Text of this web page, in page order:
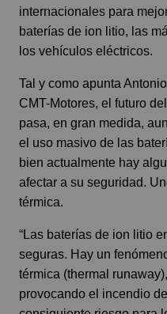
internacionales para
baterías de ion litio, las
los vehículos eléctricos.
Tal y como apunta
CMT-Motores, el futuro
pasa, en gran medida,
el uso masivo de las
bien actualmente hay
afectar a su seguridad.
térmica.
“Las baterías de ion litio
seguras. Hay un
térmica (thermal
provocando el incendio